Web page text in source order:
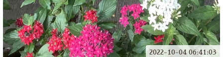
2022-10-04 06:41:03